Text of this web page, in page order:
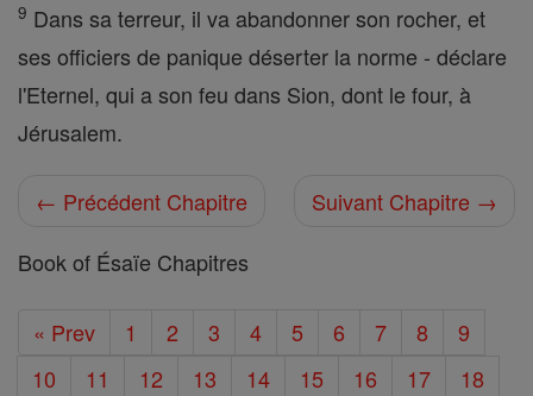
9 Dans sa terreur, il va abandonner son rocher, et
ses officiers de panique déserter la norme - déclare
l'Eternel, qui a son feu dans Sion, dont le four, à
Jérusalem.
← Précédent Chapitre
Suivant Chapitre →
Book of Ésaïe Chapitres
« Prev 1 2 3 4 5 6 7 8
9
10
11 12 13 14 15 16 17
18